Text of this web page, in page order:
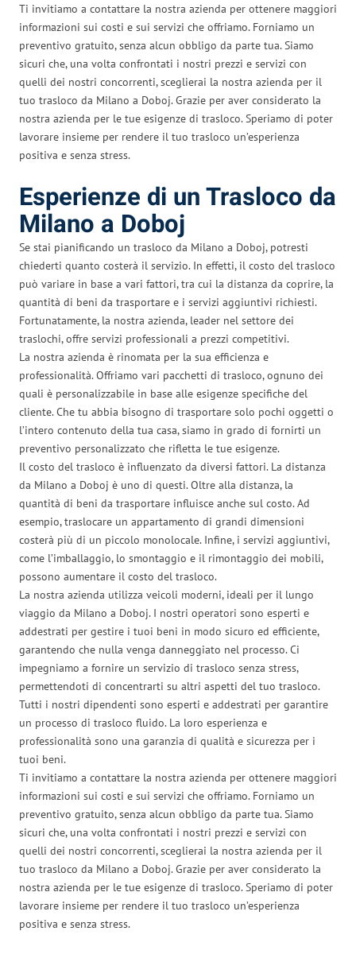
Ti invitiamo a contattare la nostra azienda per ottenere maggiori
informazioni sui costi e sui servizi che offriamo. Forniamo un
preventivo gratuito, senza alcun obbligo da parte tua. Siamo
sicuri che, una volta confrontati i nostri prezzi e servizi con
quelli dei nostri concorrenti, sceglierai la nostra azienda per il
tuo trasloco da Milano a Doboj. Grazie per aver considerato la
nostra azienda per le tue esigenze di trasloco. Speriamo di poter
lavorare insieme per rendere il tuo trasloco un’esperienza
positiva e senza stress.
Esperienze di un Trasloco da
Milano a Doboj
Se stai pianificando un trasloco da Milano a Doboj, potresti
chiederti quanto costerà il servizio. In effetti, il costo del trasloco
può variare in base a vari fattori, tra cui la distanza da coprire, la
quantità di beni da trasportare e i servizi aggiuntivi richiesti.
Fortunatamente, la nostra azienda, leader nel settore dei
traslochi, offre servizi professionali a prezzi competitivi.
La nostra azienda è rinomata per la sua efficienza e
professionalità. Offriamo vari pacchetti di trasloco, ognuno dei
quali è personalizzabile in base alle esigenze specifiche del
cliente. Che tu abbia bisogno di trasportare solo pochi oggetti o
l’intero contenuto della tua casa, siamo in grado di fornirti un
preventivo personalizzato che rifletta le tue esigenze.
Il costo del trasloco è influenzato da diversi fattori. La distanza
da Milano a Doboj è uno di questi. Oltre alla distanza, la
quantità di beni da trasportare influisce anche sul costo. Ad
esempio, traslocare un appartamento di grandi dimensioni
costerà più di un piccolo monolocale. Infine, i servizi aggiuntivi,
come l’imballaggio, lo smontaggio e il rimontaggio dei mobili,
possono aumentare il costo del trasloco.
La nostra azienda utilizza veicoli moderni, ideali per il lungo
viaggio da Milano a Doboj. I nostri operatori sono esperti e
addestrati per gestire i tuoi beni in modo sicuro ed efficiente,
garantendo che nulla venga danneggiato nel processo. Ci
impegniamo a fornire un servizio di trasloco senza stress,
permettendoti di concentrarti su altri aspetti del tuo trasloco.
Tutti i nostri dipendenti sono esperti e addestrati per garantire
un processo di trasloco fluido. La loro esperienza e
professionalità sono una garanzia di qualità e sicurezza per i
tuoi beni.
Ti invitiamo a contattare la nostra azienda per ottenere maggiori
informazioni sui costi e sui servizi che offriamo. Forniamo un
preventivo gratuito, senza alcun obbligo da parte tua. Siamo
sicuri che, una volta confrontati i nostri prezzi e servizi con
quelli dei nostri concorrenti, sceglierai la nostra azienda per il
tuo trasloco da Milano a Doboj. Grazie per aver considerato la
nostra azienda per le tue esigenze di trasloco. Speriamo di poter
lavorare insieme per rendere il tuo trasloco un’esperienza
positiva e senza stress.